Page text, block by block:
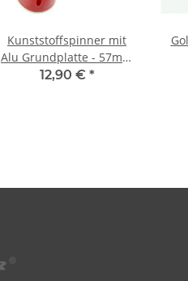
Kunststoffspinner mit
Alu Grundplatte - 57mm
weiß
12,90 € *